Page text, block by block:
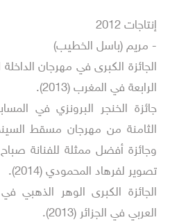
إنتاجات 2012
- مريم (باسل الخطيب)
الجائزة الكبرى في مهرجان الداخلة
الرابعة في المغرب (2013).
جائزة الخنجر البرونزي في
الثامنة من مهرجان مسقط
وجائزة أفضل ممثلة للفنانة صباح
تصوير لفرهاد المحمودي (2014).
الجائزة الكبرى الوهر الذهبي في
العربي في الجزائر (2013).